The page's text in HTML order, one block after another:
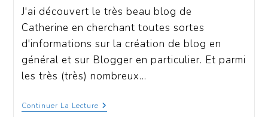
J'ai découvert le très beau blog de
Catherine en cherchant toutes sortes
d'informations sur la création de blog en
général et sur Blogger en particulier. Et parmi
les très (très) nombreux…
Continuer La Lecture